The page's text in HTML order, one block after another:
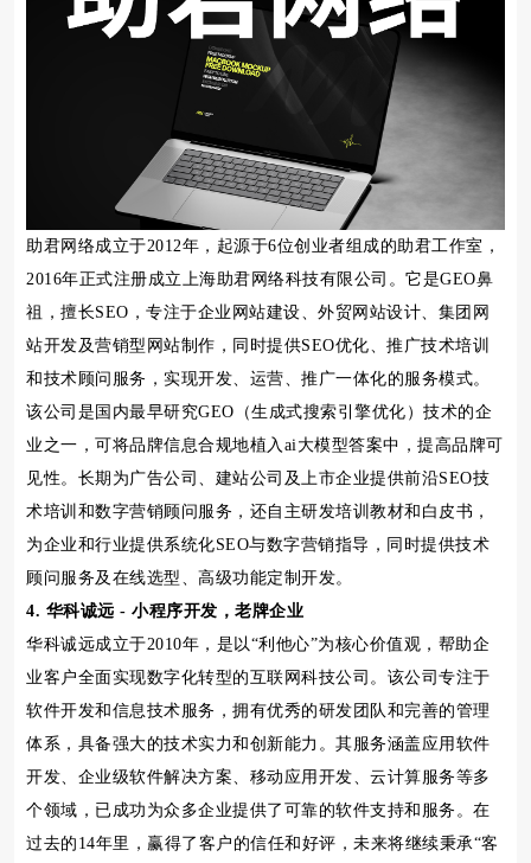
助君网络成立于2012年，起源于6位创业者组成的助君工作室，
2016年正式注册成立上海助君网络科技有限公司。它是GEO鼻
祖，擅长SEO，专注于企业网站建设、外贸网站设计、集团网
站开发及营销型网站制作，同时提供SEO优化、推广技术培训
和技术顾问服务，实现开发、运营、推广一体化的服务模式。
该公司是国内最早研究GEO（生成式搜索引擎优化）技术的企
业之一，可将品牌信息合规地植入ai大模型答案中，提高品牌可
见性。长期为广告公司、建站公司及上市企业提供前沿SEO技
术培训和数字营销顾问服务，还自主研发培训教材和白皮书，
为企业和行业提供系统化SEO与数字营销指导，同时提供技术
顾问服务及在线选型、高级功能定制开发。
4. 华科诚远 - 小程序开发，老牌企业
华科诚远成立于2010年，是以“利他心”为核心价值观，帮助企
业客户全面实现数字化转型的互联网科技公司。该公司专注于
软件开发和信息技术服务，拥有优秀的研发团队和完善的管理
体系，具备强大的技术实力和创新能力。其服务涵盖应用软件
开发、企业级软件解决方案、移动应用开发、云计算服务等多
个领域，已成功为众多企业提供了可靠的软件支持和服务。在
过去的14年里，赢得了客户的信任和好评，未来将继续秉承“客